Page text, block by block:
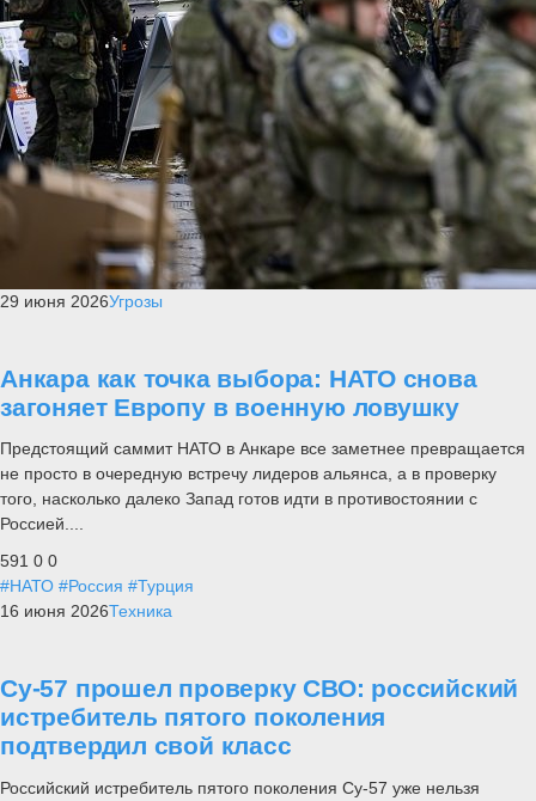
29 июня 2026Угрозы
Анкара как точка выбора: НАТО снова
загоняет Европу в военную ловушку
Предстоящий саммит НАТО в Анкаре все заметнее превращается
не просто в очередную встречу лидеров альянса, а в проверку
того, насколько далеко Запад готов идти в противостоянии с
Россией....
591 0 0
#НАТО #Россия #Турция
16 июня 2026Техника
Су-57 прошел проверку СВО: российский
истребитель пятого поколения
подтвердил свой класс
Российский истребитель пятого поколения Су-57 уже нельзя